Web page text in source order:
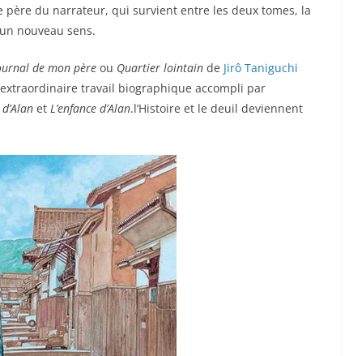
père du narrateur, qui survient entre les deux tomes, la
nouveau sens.
de mon père ou Quartier lointain de Jirô Taniguchi
travail biographique accompli par
et L’enfance d’Alan.l’Histoire et le deuil deviennent